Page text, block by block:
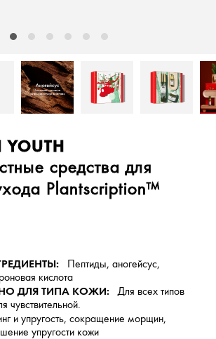
YOUTH
средства для
Plantscription™
Пептиды, аногейсус,
кислота
ДЛЯ ТИПА КОЖИ:
Для всех типов
чувствительной.
и упругость, сокращение морщин,
упругости кожи